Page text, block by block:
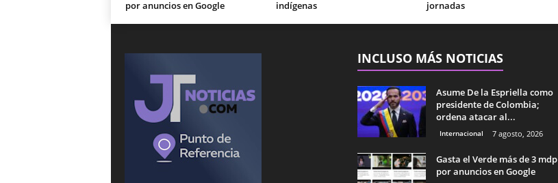
por anuncios en Google
indígenas
jornadas
INCLUSO MÁS NOTICIAS
Asume De la Espriella como
presidente de Colombia;
ordena atacar al...
Internacional 7 agosto, 2026
Gasta el Verde más de 3 mdp
por anuncios en Google